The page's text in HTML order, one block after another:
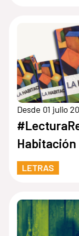
Desde 01 julio
Habitación
LETRAS